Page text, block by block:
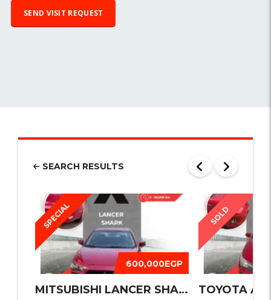
SEARCH RESULTS
SPECIAL
600,000EGP
MITSUBISHI LANCER SHARK 2016
SOLD
TOYOTA